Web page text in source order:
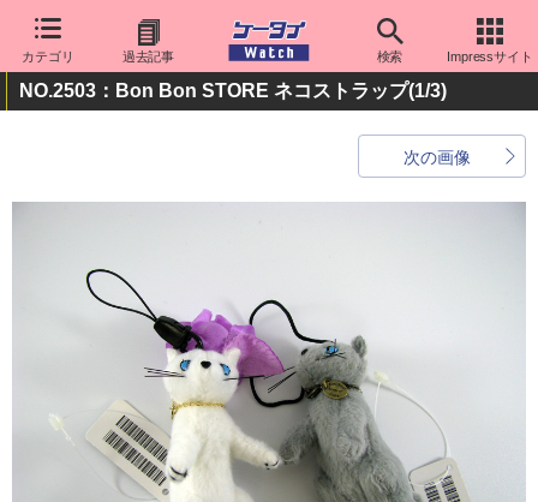
カテゴリ 過去記事 検索 Impressサイト
NO.2503：Bon Bon STORE ネコストラップ(1/3)
次の画像